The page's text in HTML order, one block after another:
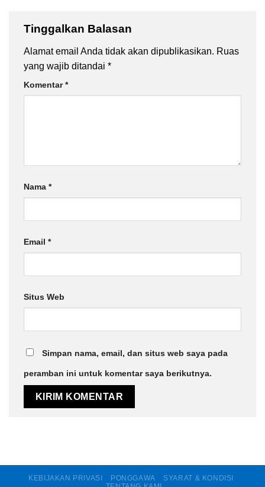
Tinggalkan Balasan
Alamat email Anda tidak akan dipublikasikan. Ruas
yang wajib ditandai *
Komentar*
Nama *
Email *
Situs Web
Simpan nama, email, dan situs web saya pada
peramban ini untuk komentar saya berikutnya.
KEBIJAKAN PRIVASI PONGGAWA
SYARAT & KONDISI